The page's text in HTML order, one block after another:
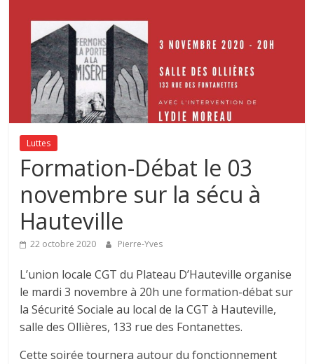
Luttes
Formation-Débat le 03
novembre sur la sécu à
Hauteville
22 octobre 2020 Pierre-Yves
L’union locale CGT du Plateau D’Hauteville organise
le mardi 3 novembre à 20h une formation-débat sur
la Sécurité Sociale au local de la CGT à Hauteville,
salle des Ollières, 133 rue des Fontanettes.
Cette soirée tournera autour du fonctionnement